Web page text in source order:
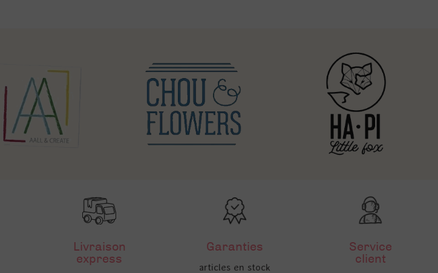
Livraison
express
Garanties
articles en stock
Service
client